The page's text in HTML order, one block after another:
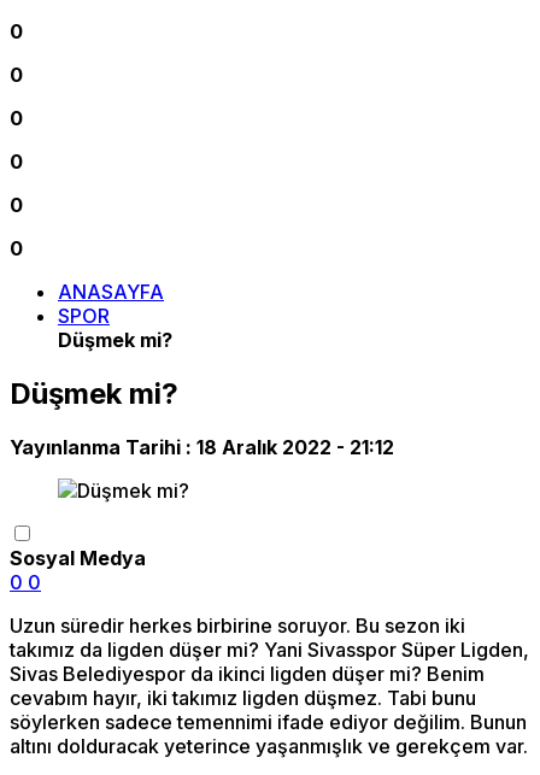
0
0
0
0
0
0
ANASAYFA
SPOR
Düşmek mi?
Düşmek mi?
Yayınlanma Tarihi : 18 Aralık 2022 - 21:12
Sosyal Medya
0 0
Uzun süredir herkes birbirine soruyor. Bu sezon iki
takımız da ligden düşer mi? Yani Sivasspor Süper Ligden,
Sivas Belediyespor da ikinci ligden düşer mi? Benim
cevabım hayır, iki takımız ligden düşmez. Tabi bunu
söylerken sadece temennimi ifade ediyor değilim. Bunun
altını dolduracak yeterince yaşanmışlık ve gerekçem var.